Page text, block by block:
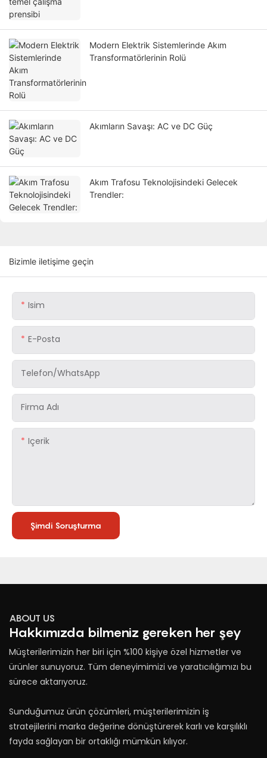
Modern Elektrik Sistemlerinde Akım
Transformatörlerinin Rolü
Akımların Savaşı: AC ve DC Güç
Akım Trafosu Teknolojisindeki Gelecek
Trendler:
Bizimle iletişime geçin
Isim
E-Posta
Telefon/WhatsApp
Firma Adı
Içerik
Şimdi Soruşturma
ABOUT US
Hakkımızda bilmeniz gereken her şey
Müşterilerimizin her biri için %100 kişiye özel hizmetler ve
ürünler sunuyoruz. Tüm deneyimimizi ve yaratıcılığımızı bu
sürece aktarıyoruz.
Sunduğumuz ürün çözümleri, müşterilerimizin iş
stratejilerini marka değerine dönüştürerek karlı ve karşılıklı
fayda sağlayan bir ortaklığı mümkün kılıyor.